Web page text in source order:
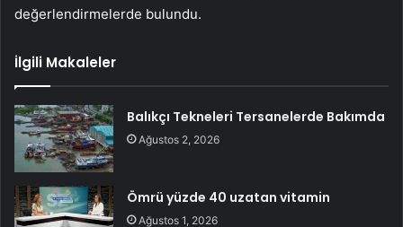
değerlendirmelerde bulundu.
İlgili Makaleler
Balıkçı Tekneleri Tersanelerde Bakımda
Ağustos 2, 2026
Ömrü yüzde 40 uzatan vitamin
Ağustos 1, 2026